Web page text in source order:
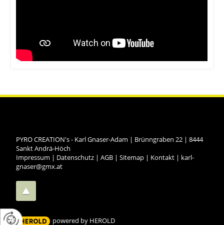
PYRO CREATION's - Karl Gnaser-Adam | Brünngraben 22 |8444
Sankt Andrä-Höch
Impressum | Datenschutz |AGB |Sitemap | Kontakt | karl-
gnaser@gmx.at
powered by HEROLD